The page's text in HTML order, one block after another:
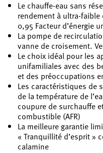
Le chauffe-eau sans
rendement à ultra-faible
0,95 Facteur d’énergie
La pompe de
vanne de croisement.
Le choix idéal pour les
unifamiliales avec des
et des préoccupations
Les caractéristiques de
de la température de
coupure de surchauffe
combustible (AFR)
La meilleure garantie
« Tranquillité d’esprit »
calamine